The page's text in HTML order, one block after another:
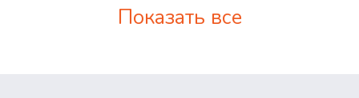
Показать все